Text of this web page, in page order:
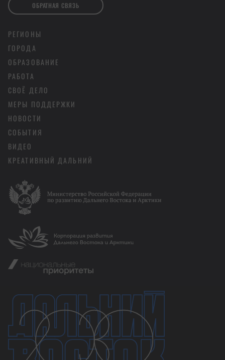
РЕГИОНЫ
ГОРОДА
ОБРАЗОВАНИЕ
РАБОТА
СВОЁ ДЕЛО
МЕРЫ ПОДДЕРЖКИ
НОВОСТИ
СОБЫТИЯ
ВИДЕО
КРЕАТИВНЫЙ ДАЛЬНИЙ
ОБРАТНАЯ СВЯЗЬ